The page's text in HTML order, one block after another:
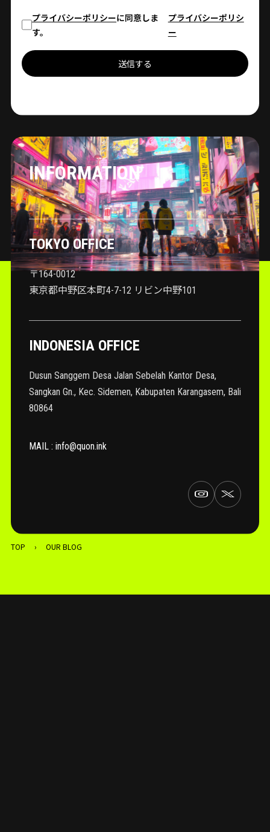
プライバシーポリシーに同意しま
す。
プライバシーポリシ
ー
送信する
INFORMATION
TOKYO OFFICE
〒164-0012
東京都中野区本町4-7-12 リビン中野101
INDONESIA OFFICE
Dusun Sanggem Desa Jalan Sebelah Kantor Desa,
Sangkan Gn., Kec. Sidemen, Kabupaten Karangasem, Bali
80864
MAIL : info@quon.ink
TOP › OUR BLOG